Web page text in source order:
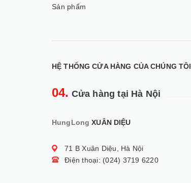
Sản phẩm
HỆ THỐNG CỬA HÀNG CỦA CHÚNG TÔI
04. Cửa hàng tại Hà Nội
HungLong XUÂN DIỆU
71 B Xuân Diệu, Hà Nội
Điện thoại: (024) 3719 6220